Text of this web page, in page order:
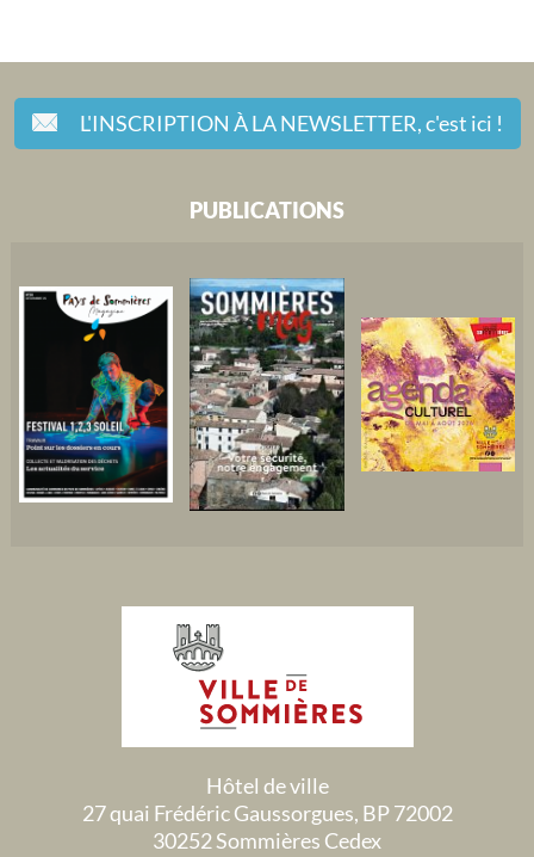
L'INSCRIPTION À LA NEWSLETTER,c'est ici !
PUBLICATIONS
Hôtel de ville
27 quai Frédéric Gaussorgues, BP 72002
30252 Sommières Cedex